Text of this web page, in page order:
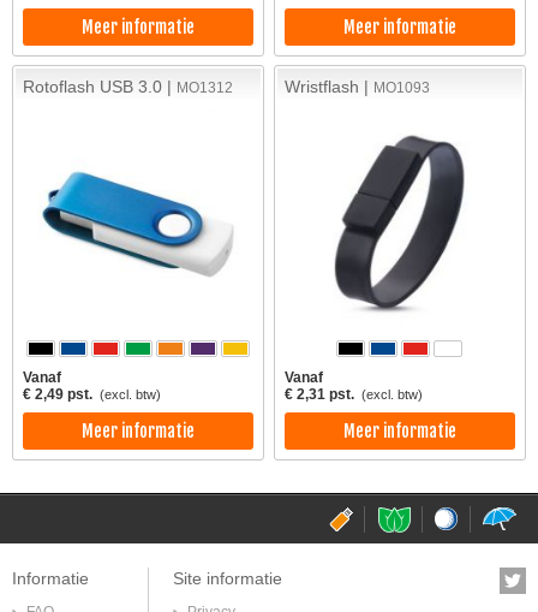
Meer informatie Meer informatie
Rotoflash USB 3.0 | MO1312
Vanaf
€ 2,49 pst. (excl. btw)
Meer informatie
Wristflash | MO1093
Vanaf
€ 2,31 pst. (excl. btw)
Meer informatie
usbsite.nl
Informatie Site informatie